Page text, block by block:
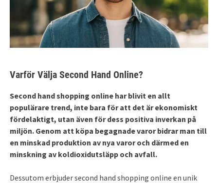
Varför Välja Second Hand Online?
Second hand shopping online har blivit en allt
populärare trend, inte bara för att det är ekonomiskt
fördelaktigt, utan även för dess positiva inverkan på
miljön. Genom att köpa begagnade varor bidrar man till
en minskad produktion av nya varor och därmed en
minskning av koldioxidutsläpp och avfall.
Dessutom erbjuder second hand shopping online en unik